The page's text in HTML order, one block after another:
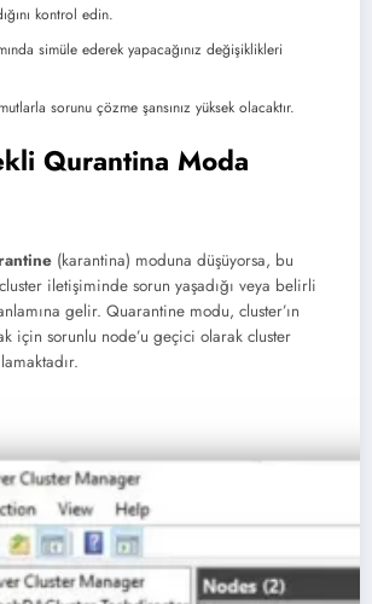
kontrol edin.
simüle ederek yapacağınız değişiklikleri
sorunu çözme şansınız yüksek olacaktır.
Qurantina Moda
(karantina) moduna düşüyorsa, bu
iletişiminde sorun yaşadığı veya belirli
gelir. Quarantine modu, cluster’ın
için sorunlu node’u geçici olarak cluster